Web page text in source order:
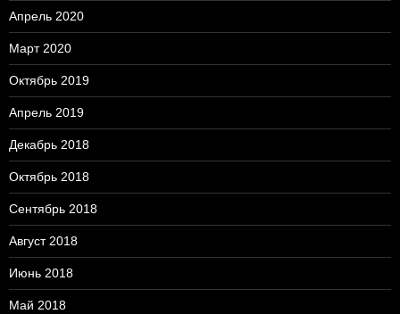
Апрель 2020
Март 2020
Октябрь 2019
Апрель 2019
Декабрь 2018
Октябрь 2018
Сентябрь 2018
Август 2018
Июнь 2018
Май 2018